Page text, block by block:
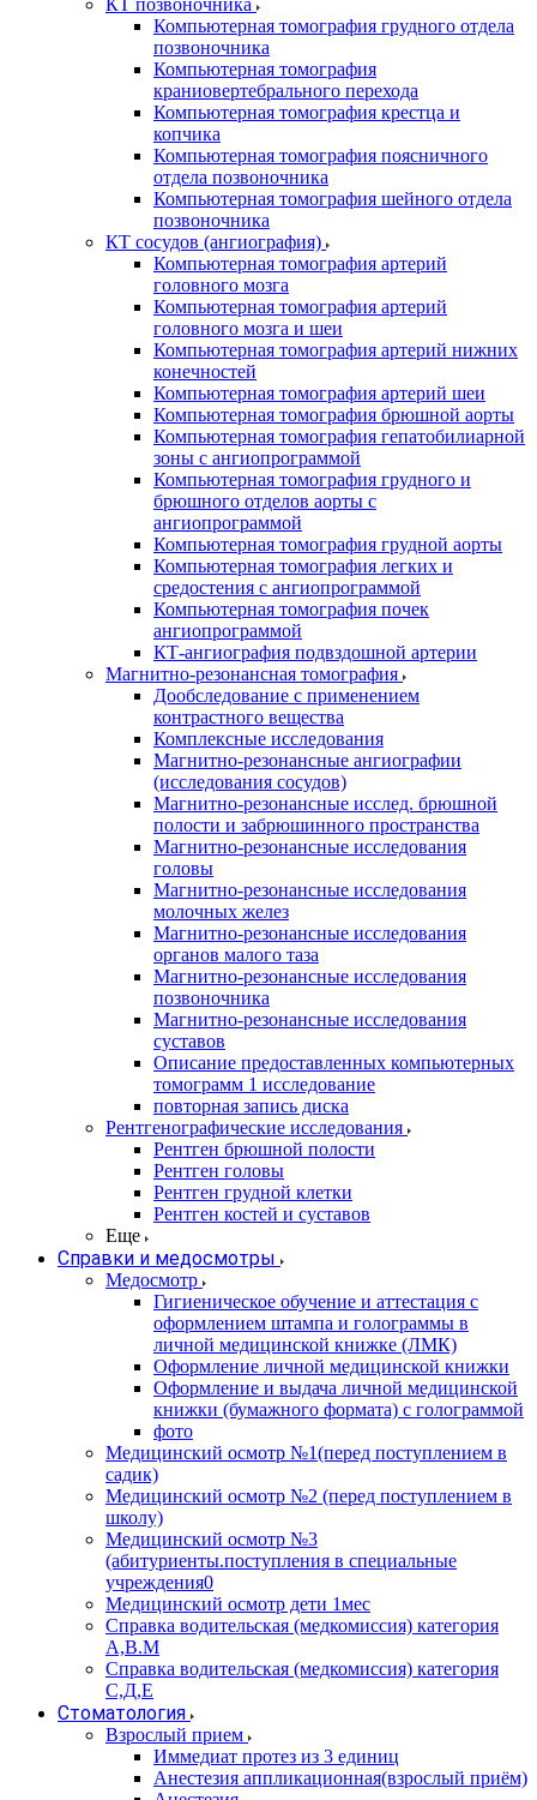
КТ позвоночника
Компьютерная томография грудного отдела
позвоночника
Компьютерная томография
краниовертебрального перехода
Компьютерная томография крестца и
копчика
Компьютерная томография поясничного
отдела позвоночника
Компьютерная томография шейного отдела
позвоночника
КТ сосудов (ангиография)
Компьютерная томография артерий
головного мозга
Компьютерная томография артерий
головного мозга и шеи
Компьютерная томография артерий нижних
конечностей
Компьютерная томография артерий шеи
Компьютерная томография брюшной аорты
Компьютерная томография гепатобилиарной
зоны с ангиопрограммой
Компьютерная томография грудного и
брюшного отделов аорты с
ангиопрограммой
Компьютерная томография грудной аорты
Компьютерная томография легких и
средостения с ангиопрограммой
Компьютерная томография почек
ангиопрограммой
КТ-ангиография подвздошной артерии
Магнитно-резонансная томография
Дообследование с применением
контрастного вещества
Комплексные исследования
Магнитно-резонансные ангиографии
(исследования сосудов)
Магнитно-резонансные исслед. брюшной
полости и забрюшинного пространства
Магнитно-резонансные исследования
головы
Магнитно-резонансные исследования
молочных желез
Магнитно-резонансные исследования
органов малого таза
Магнитно-резонансные исследования
позвоночника
Магнитно-резонансные исследования
суставов
Описание предоставленных компьютерных
томограмм 1 исследование
повторная запись диска
Рентгенографические исследования
Рентген брюшной полости
Рентген головы
Рентген грудной клетки
Рентген костей и суставов
Еще
Справки и медосмотры
Медосмотр
Гигиеническое обучение и аттестация с
оформлением штампа и голограммы в
личной медицинской книжке (ЛМК)
Оформление личной медицинской книжки
Оформление и выдача личной медицинской
книжки (бумажного формата) с голограммой
фото
Медицинский осмотр №1(перед поступлением в
садик)
Медицинский осмотр №2 (перед поступлением в
школу)
Медицинский осмотр №3
(абитуриенты.поступления в специальные
учреждения0
Медицинский осмотр дети 1мес
Справка водительская (медкомиссия) категория
А,В.М
Справка водительская (медкомиссия) категория
С,Д,Е
Стоматология
Взрослый прием
Иммедиат протез из 3 единиц
Анестезия аппликационная(взрослый приём)